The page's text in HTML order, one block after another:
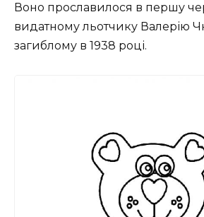
Воно прославилося в першу
видатному льотчику Валерію
загиблому в 1938 році.